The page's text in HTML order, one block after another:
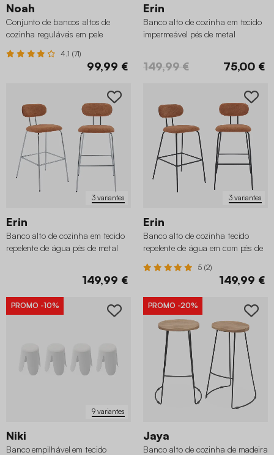
Noah
Conjunto de bancos altos de
cozinha reguláveis em pele
4.1 (71)
99,99 €
Erin
Banco alto de cozinha em tecido
impermeável pés de metal
149,99 € 75,00 €
3 variantes
Erin
Banco alto de cozinha em tecido
repelente de água pés de metal
149,99 €
3 variantes
Erin
Banco alto de cozinha tecido
repelente de água em com pés de
5 (2)
149,99 €
9 variantes
PROMO -10%
Niki
Banco empilhável em tecido
PROMO -20%
Jaya
Banco alto de cozinha de madeira